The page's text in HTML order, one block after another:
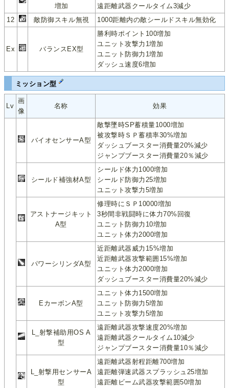
増加
遠距離武器クールタイム3減少
12
敵防御スキル無視 1000距離内の敵シールドスキル無効化
Ex バランスEX型
勝利時ポイント100増加
ユニット攻撃力1増加
ユニット防御力1増加
ダッシュ速度6増加
ミッション型
Lv
画
像
名称 効果
バイオセンサーA型
敵撃墜時SP蓄積量1000増加
被攻撃時ＳＰ蓄積率30%増加
ダッシュブースター消費量20%減少
ジャンプブースター消費量20％減少
シールド補強材A型
シールド体力1000増加
シールド防御力25増加
ユニット攻撃力5増加
アストナージキット
A型
修理時にＳＰ10000増加
3秒間非戦闘時に体力70%回復
ユニット防御力10増加
ユニット体力2000増加
パワーシリンダA型
近距離武器威力15%増加
近距離武器攻撃範囲15%増加
ユニット体力2000増加
ダッシュブースター消費量20%減少
EカーボンA型
ユニット体力1500増加
ユニット防御力5増加
ユニット攻撃力5増加
L_射撃補助用OS A
型
遠距離武器攻撃速度20%増加
遠距離武器クールタイム10減少
ジャンプブースター消費量10％減少
L_射撃用センサーA
型
遠距離武器射程距離700増加
遠距離弾速武器スプラッシュ25増加
遠距離ビーム武器攻撃範囲50増加